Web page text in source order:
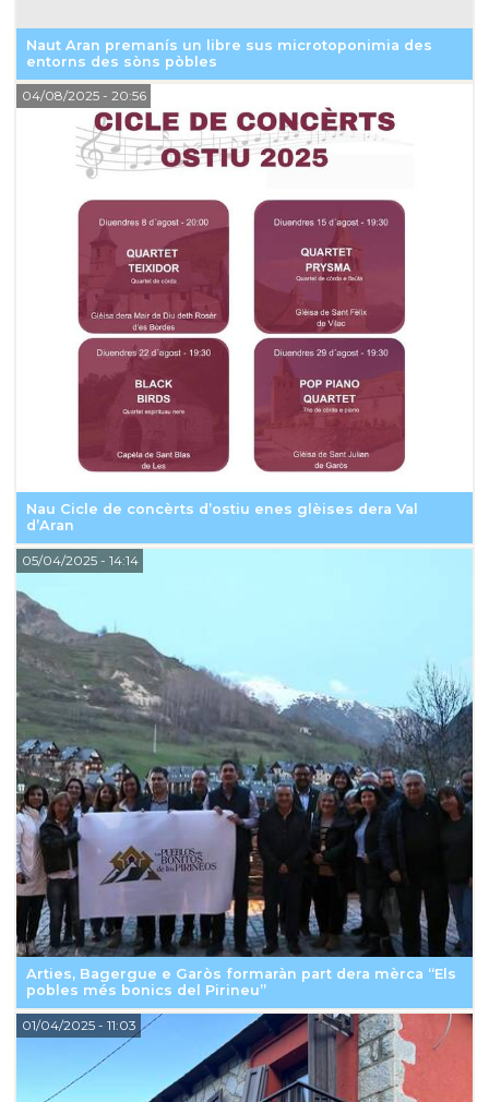
Naut Aran premanís un libre sus microtoponimia des
entorns des sòns pòbles
Nau Cicle de concèrts d’ostiu enes glèises dera Val
d’Aran
04/08/2025- 20:56
Arties, Bagergue e Garòs formaràn part dera mèrca “Els
pobles més bonics del Pirineu”
05/04/2025- 14:14
01/04/2025- 11:03